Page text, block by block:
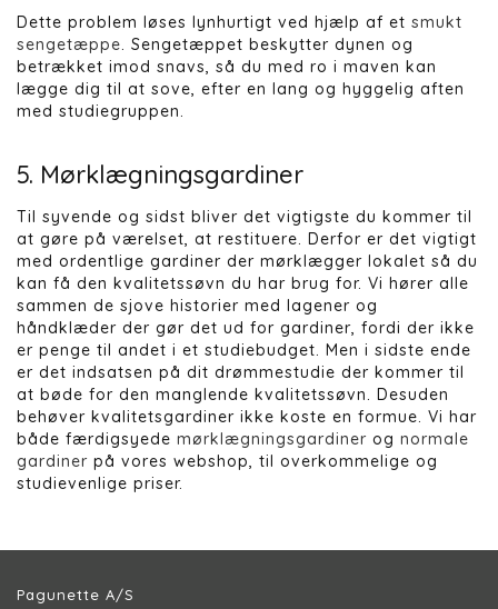
Dette problem løses lynhurtigt ved hjælp af et smukt
sengetæppe. Sengetæppet beskytter dynen og
betrækket imod snavs, så du med ro i maven kan
lægge dig til at sove, efter en lang og hyggelig aften
med studiegruppen.
5. Mørklægningsgardiner
Til syvende og sidst bliver det vigtigste du kommer til
at gøre på værelset, at restituere. Derfor er det vigtigt
med ordentlige gardiner der mørklægger lokalet så du
kan få den kvalitetssøvn du har brug for. Vi hører alle
sammen de sjove historier med lagener og
håndklæder der gør det ud for gardiner, fordi der ikke
er penge til andet i et studiebudget. Men i sidste ende
er det indsatsen på dit drømmestudie der kommer til
at bøde for den manglende kvalitetssøvn. Desuden
behøver kvalitetsgardiner ikke koste en formue. Vi har
både færdigsyede mørklægningsgardiner og normale
gardiner på vores webshop, til overkommelige og
studievenlige priser.
Pagunette A/S